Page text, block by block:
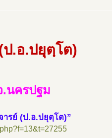
.อ.ปยุตฺโต)
.นครปฐม
รย์ (ป.อ.ปยุตฺโต)”